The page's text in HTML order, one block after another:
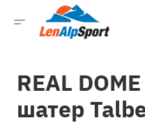
REAL
шатер